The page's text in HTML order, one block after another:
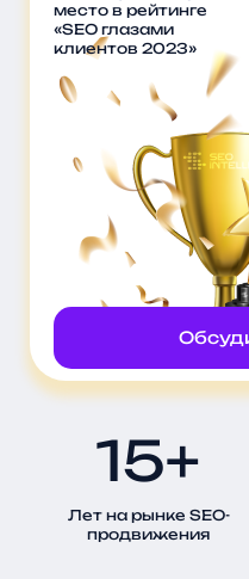
место в рейтинге
«SEO глазами
клиентов 2023»
15+
Лет на рынке SEO-
продвижения